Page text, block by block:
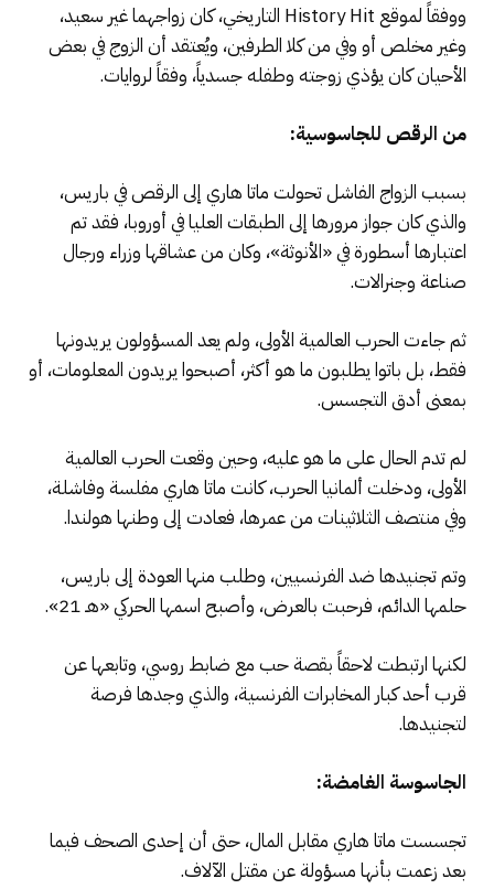
ووفقاً لموقع History Hit التاريخي، كان زواجهما غير سعيد،
وغير مخلص أو وفي من كلا الطرفين، ويُعتقد أن الزوج في بعض
الأحيان كان يؤذي زوجته وطفله جسدياً، وفقاً لروايات.
من الرقص للجاسوسية:
بسبب الزواج الفاشل تحولت ماتا هاري إلى الرقص في باريس،
والذي كان جواز مرورها إلى الطبقات العليا في أوروبا، فقد تم
اعتبارها أسطورة في «الأنوثة»، وكان من عشاقها وزراء ورجال
صناعة وجنرالات.
ثم جاءت الحرب العالمية الأولى، ولم يعد المسؤولون يريدونها
فقط، بل باتوا يطلبون ما هو أكثر، أصبحوا يريدون المعلومات، أو
بمعنى أدق التجسس.
لم تدم الحال على ما هو عليه، وحين وقعت الحرب العالمية
الأولى، ودخلت ألمانيا الحرب، كانت ماتا هاري مفلسة وفاشلة،
وفي منتصف الثلاثينات من عمرها، فعادت إلى وطنها هولندا.
وتم تجنيدها ضد الفرنسيين، وطلب منها العودة إلى باريس،
حلمها الدائم، فرحبت بالعرض، وأصبح اسمها الحركي «هـ 21».
لكنها ارتبطت لاحقاً بقصة حب مع ضابط روسي، وتابعها عن
قرب أحد كبار المخابرات الفرنسية، والذي وجدها فرصة
لتجنيدها.
الجاسوسة الغامضة:
تجسست ماتا هاري مقابل المال، حتى أن إحدى الصحف فيما
بعد زعمت بأنها مسؤولة عن مقتل الآلاف.